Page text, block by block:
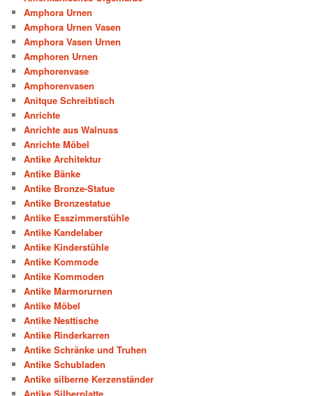
Amphora Urnen
Amphora Urnen Vasen
Amphora Vasen Urnen
Amphoren Urnen
Amphorenvase
Amphorenvasen
Anitque Schreibtisch
Anrichte
Anrichte aus Walnuss
Anrichte Möbel
Antike Architektur
Antike Bänke
Antike Bronze-Statue
Antike Bronzestatue
Antike Esszimmerstühle
Antike Kandelaber
Antike Kinderstühle
Antike Kommode
Antike Kommoden
Antike Marmorurnen
Antike Möbel
Antike Nesttische
Antike Rinderkarren
Antike Schränke und Truhen
Antike Schubladen
Antike silberne Kerzenständer